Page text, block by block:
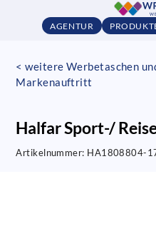
AGENTUR
< weitere Werbetaschen
Markenauftritt
Halfar Sport-/
Artikelnummer: HA1808804-